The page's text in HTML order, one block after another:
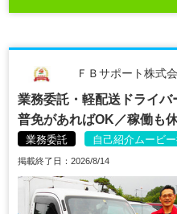
ＦＢサポート株式
業務委託・軽配送ドライ
普免があればOK／稼働も
業務委託 自己紹介ムービ
掲載終了日：2026/8/14